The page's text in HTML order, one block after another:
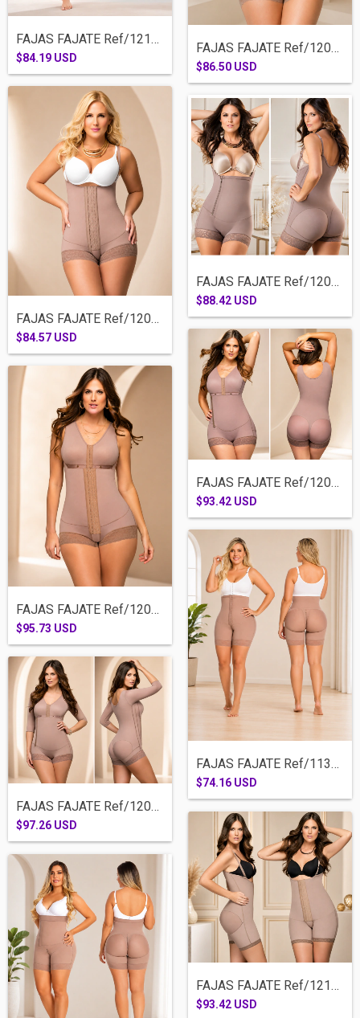
FAJAS FAJATE Ref/12106-CACHETERA ESTRAPL...
$84.19 USD
FAJAS FAJATE Ref/12068-CACHETERA ESTRAPL...
$86.50 USD
FAJAS FAJATE Ref/12066-CACHETERA SISA BR...
$84.57 USD
FAJAS FAJATE Ref/12046-CACHETERA SISA CI...
$88.42 USD
FAJAS FAJATE Ref/12086-CACHETERA BRASIER...
$95.73 USD
FAJAS FAJATE Ref/12053-CACHETERA BRASIER...
$93.42 USD
FAJAS FAJATE Ref/12054-CACHETERA BRASIER...
$97.26 USD
FAJAS FAJATE Ref/11346-MEDIA PIERNA ESTR...
$74.16 USD
FAJAS FAJATE Ref/12111-MEDIA PIERNA SISA...
$93.42 USD